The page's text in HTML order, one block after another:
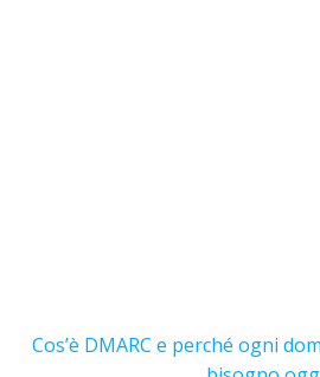
Cos’è DMARC e perché ogni